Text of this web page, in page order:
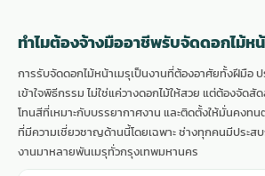
ทำไมต้องจ้างมืออาชีพรับจัดดอกไม้หน้
การรับจัดดอกไม้หน้าเมรุเป็นงานที่ต้องอาศัยทั้งฝีมือ
เข้าใจพิธีกรรม ไม่ใช่แค่วางดอกไม้ให้สวย แต่ต้องจัดสั
โทนสีที่เหมาะกับบรรยากาศงาน และติดตั้งให้มั่นคงท
ที่มีความเชี่ยวชาญด้านนี้โดยเฉพาะ ช่างทุกคนมีประส
งานมาหลายพันเมรุทั่วกรุงเทพมหานคร